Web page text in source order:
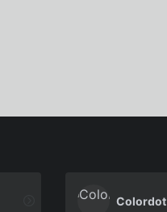
Colordot